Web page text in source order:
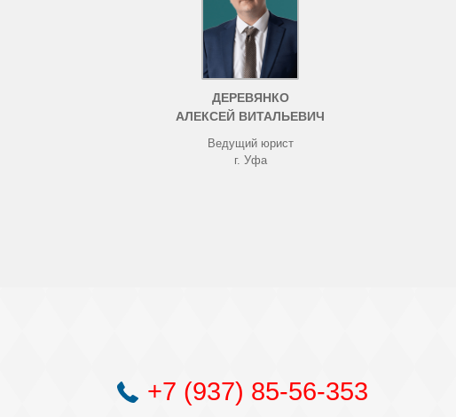
ДЕРЕВЯНКО
АЛЕКСЕЙ ВИТАЛЬЕВИЧ
Ведущий юрист
г. Уфа
+7 (937) 85-56-353